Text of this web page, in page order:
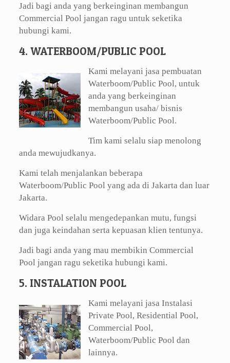
Jadi bagi anda yang berkeinginan membangun
Commercial Pool jangan ragu untuk seketika
hubungi kami.
4. WATERBOOM/PUBLIC POOL
Kami melayani jasa pembuatan
Waterboom/Public Pool, untuk
anda yang berkeinginan
membangun usaha/ bisnis
Waterboom/Public Pool.
Tim kami selalu siap menolong
anda mewujudkanya.
Kami telah menjalankan beberapa
Waterboom/Public Pool yang ada di Jakarta dan luar
Jakarta.
Widara Pool selalu mengedepankan mutu, fungsi
dan juga keindahan serta kepuasan klien tentunya.
Jadi bagi anda yang mau membikin Commercial
Pool jangan ragu seketika hubungi kami.
5. INSTALATION POOL
Kami melayani jasa Instalasi
Private Pool, Residential Pool,
Commercial Pool,
Waterboom/Public Pool dan
lainnya.